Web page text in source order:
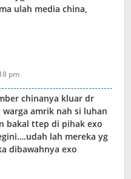
ulah media china,
pm
chinanya kluar dr
amrik nah si luhan
bakal ttep di pihak exo
lah mereka yg
dibawahnya exo